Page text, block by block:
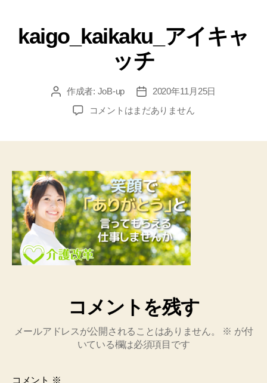
kaigo_kaikaku_アイキャ
ッチ
作成者: JoB-up
2020年11月25日
コメントはまだありません
コメントを残す
メールアドレスが公開されることはありません。 ※ が付
いている欄は必須項目です
コメント ※